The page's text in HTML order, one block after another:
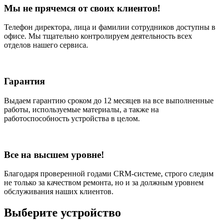
Мы не прячемся от своих клиентов!
Телефон директора, лица и фамилии сотрудников доступны в
офисе. Мы тщательно контролируем деятельность всех
отделов нашего сервиса.
Гарантия
Выдаем гарантию сроком до 12 месяцев на все выполненные
работы, используемые материалы, а также на
работоспособность устройства в целом.
Все на высшем уровне!
Благодаря проверенной годами CRM-системе, строго следим
не только за качеством ремонта, но и за должным уровнем
обслуживания наших клиентов.
Выберите устройство